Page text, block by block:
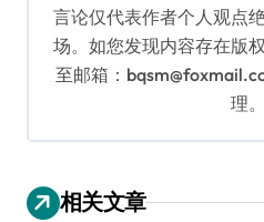
言论仅代表作者个人观点
场。如您发现内容存在版
至邮箱：
理。
相关文章